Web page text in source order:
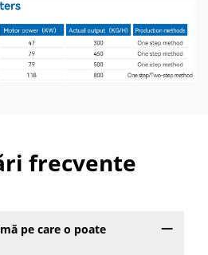
frecvente
pe care o poate